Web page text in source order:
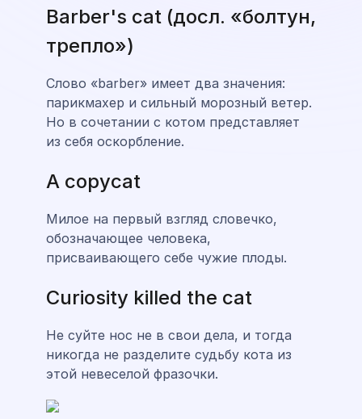
Barber's cat (досл. «болтун,
трепло»)
Слово «barber» имеет два значения:
парикмахер и сильный морозный ветер.
Но в сочетании с котом представляет
из себя оскорбление.
A copycat
Милое на первый взгляд словечко,
обозначающее человека,
присваивающего себе чужие плоды.
Curiosity killed the cat
Не суйте нос не в свои дела, и тогда
никогда не разделите судьбу кота из
этой невеселой фразочки.